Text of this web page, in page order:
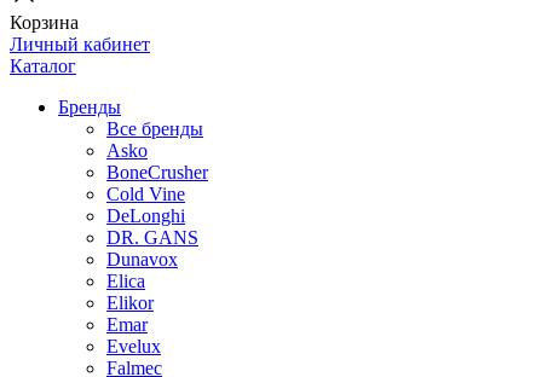
Корзина
Личный кабинет
Каталог
Бренды
Все бренды
Asko
BoneCrusher
Cold Vine
DeLonghi
DR. GANS
Dunavox
Elica
Elikor
Emar
Evelux
Falmec